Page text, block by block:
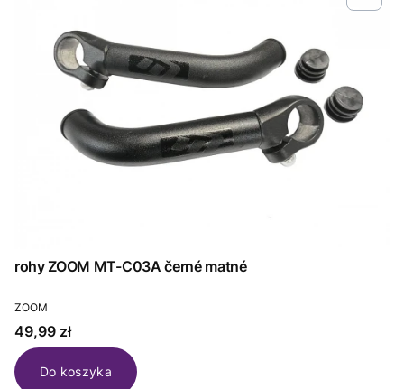
rohy ZOOM MT-C03A černé matné
PRODUCENT
ZOOM
Cena
49,99 zł
Do koszyka